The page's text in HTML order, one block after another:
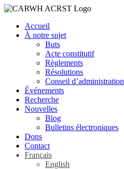
Accueil
À notre sujet
Buts
Acte constitutif
Règlements
Résolutions
Conseil d’administration
Événements
Recherche
Nouvelles
Blog
Bulletins électroniques
Dons
Contact
Français
English